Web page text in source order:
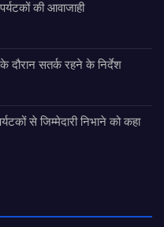
की आवाजाही
दौरान सतर्क रहने के निर्देश
से जिम्मेदारी निभाने को कहा